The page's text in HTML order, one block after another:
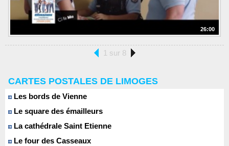
26:00
1 sur 8
CARTES POSTALES DE LIMOGES
Les bords de Vienne
Le square des émailleurs
La cathédrale Saint Etienne
Le four des Casseaux